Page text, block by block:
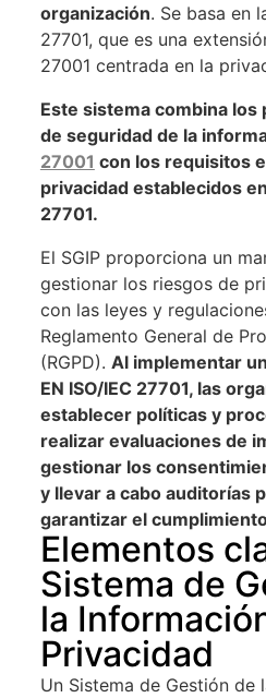
organización. Se basa en
27701, que es una
27001 centrada en la
Este sistema combina
de seguridad de la
27001 con los requisitos
privacidad establecidos
27701.
El SGIP proporciona un
gestionar los riesgos de
con las leyes y
Reglamento General de
(RGPD). Al implementar
EN ISO/IEC 27701, las
establecer políticas y
realizar evaluaciones de
gestionar los
y llevar a cabo auditorías
garantizar el
Elementos
Sistema de
la
Privacidad
Un Sistema de Gestión de